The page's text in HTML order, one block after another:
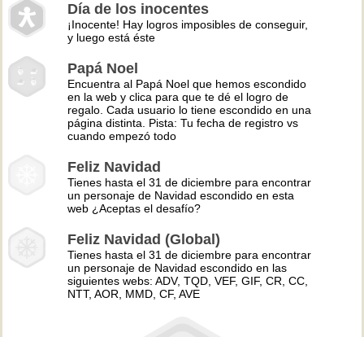
Día de los inocentes
¡Inocente! Hay logros imposibles de conseguir,
y luego está éste
Papá Noel
Encuentra al Papá Noel que hemos escondido
en la web y clica para que te dé el logro de
regalo. Cada usuario lo tiene escondido en una
página distinta. Pista: Tu fecha de registro vs
cuando empezó todo
Feliz Navidad
Tienes hasta el 31 de diciembre para encontrar
un personaje de Navidad escondido en esta
web ¿Aceptas el desafío?
Feliz Navidad (Global)
Tienes hasta el 31 de diciembre para encontrar
un personaje de Navidad escondido en las
siguientes webs: ADV, TQD, VEF, GIF, CR, CC,
NTT, AOR, MMD, CF, AVE